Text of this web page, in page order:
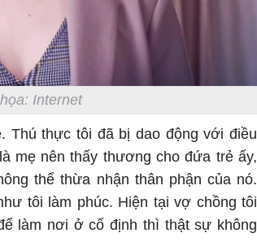
Internet
Thú thực tôi đã bị dao động với điều
mẹ nên thấy thương cho đứa trẻ ấy,
thể thừa nhận thân phận của nó.
tôi làm phúc. Hiện tại vợ chồng tôi
làm nơi ở cố định thì thật sự không